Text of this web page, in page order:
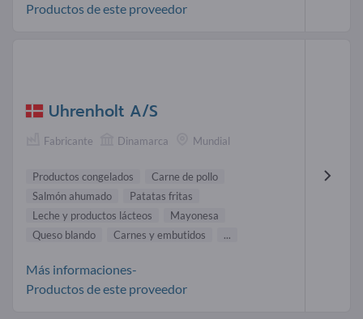
Productos de este proveedor
Uhrenholt A/S
Fabricante Dinamarca Mundial
Productos congelados
Carne de pollo
Salmón ahumado
Patatas fritas
Leche y productos lácteos
Mayonesa
Queso blando
Carnes y embutidos ...
Más informaciones-
Productos de este proveedor